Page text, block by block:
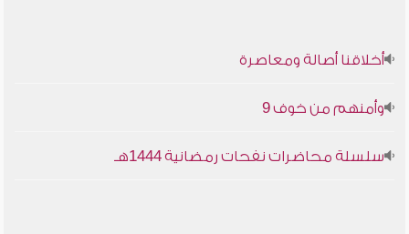
أخلاقنا أصالة ومعاصرة
وأمنهم من خوف 9
سلسلة محاضرات نفحات رمضانية 1444هـ